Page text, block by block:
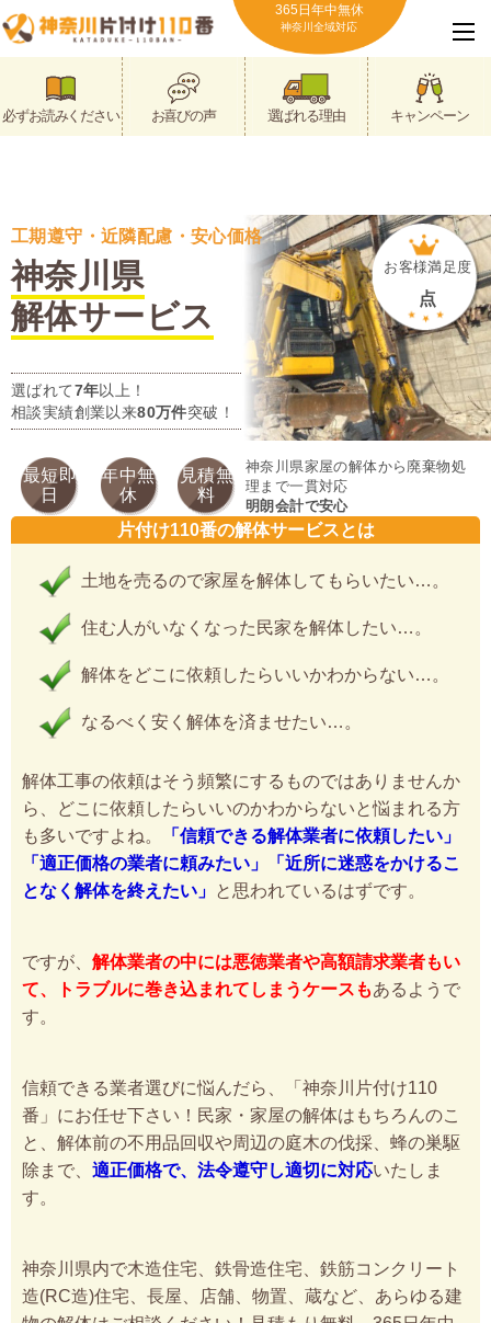
365日年中無休
神奈川全域対応
必ずお読みください お喜びの声 選ばれる理由 キャンペーン
工期遵守・近隣配慮・安心価格
神奈川県
解体サービス
選ばれて7年以上！
相談実績創業以来80万件突破！
お客様満足度
点
最短即
日
年中無
休
見積無
料
神奈川県家屋の解体から廃棄物処
理まで一貫対応
明朗会計で安心
片付け110番の解体サービスとは
土地を売るので家屋を解体してもらいたい…。
住む人がいなくなった民家を解体したい…。
解体をどこに依頼したらいいかわからない…。
なるべく安く解体を済ませたい…。
解体工事の依頼はそう頻繁にするものではありませんか
ら、どこに依頼したらいいのかわからないと悩まれる方
も多いですよね。
「信頼できる解体業者に依頼したい」
「適正価格の業者に頼みたい」「近所に迷惑をかけるこ
となく解体を終えたい」 と思われているはずです。
ですが、 解体業者の中には悪徳業者や高額請求業者もい
て、トラブルに巻き込まれてしまうケースもあるようで
す。
信頼できる業者選びに悩んだら、「神奈川片付け110
番」にお任せ下さい！民家・家屋の解体はもちろんのこ
と、解体前の不用品回収や周辺の庭木の伐採、蜂の巣駆
除まで、 適正価格で、法令遵守し適切に対応いたしま
す。
神奈川県内で木造住宅、鉄骨造住宅、鉄筋コンクリート
造(RC造)住宅、長屋、店舗、物置、蔵など、あらゆる建